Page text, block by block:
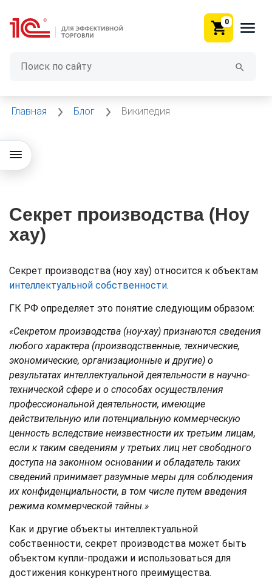
0
Главная Блог Википедия
Секрет производства (Ноу
хау)
Секрет производства (ноу хау) относится к объектам
интеллектуальной собственности.
ГК РФ определяет это понятие следующим образом:
«Секретом производства (ноу-хау) признаются сведения
любого характера (производственные, технические,
экономические, организационные и другие) о
результатах интеллектуальной деятельности в научно-
технической сфере и о способах осуществления
профессиональной деятельности, имеющие
действительную или потенциальную коммерческую
ценность вследствие неизвестности их третьим лицам,
если к таким сведениям у третьих лиц нет свободного
доступа на законном основании и обладатель таких
сведений принимает разумные меры для соблюдения
их конфиденциальности, в том числе путем введения
режима коммерческой тайны.»
Как и другие объекты интеллектуальной
собственности, секрет производства может быть
объектом купли-продажи и использоваться для
достижения конкурентного преимущества.